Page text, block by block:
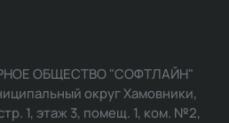
ОБЩЕСТВО "СОФТЛАЙН"
округ Хамовники,
1, этаж 3, помещ. 1, ком. №2,